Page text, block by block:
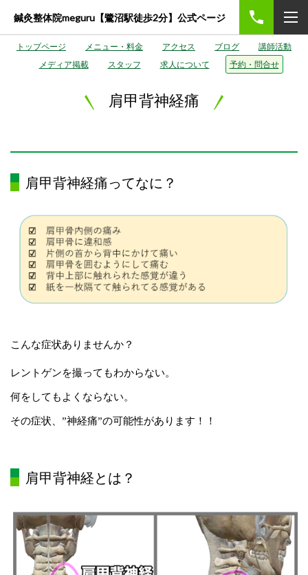
鍼灸整体院meguru【鷺沼駅徒歩2分】公式ページ
トップページ メニュー・料金 アクセス ブログ
講師活動
メディア掲載
スタッフ 求人について 予約・問合せ
肩甲背神経痛
肩甲背神経痛ってなに？
こんな症状ありませんか？
レントゲンを撮ってもわからない。
何をしてもよくならない。
その症状、”神経痛”の可能性があります！！
肩甲背神経とは？